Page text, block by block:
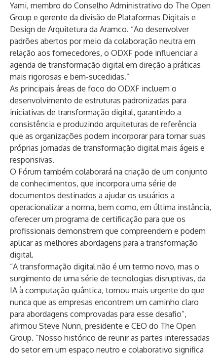
Yami, membro do Conselho Administrativo do The Open
Group e gerente da divisão de Plataformas Digitais e
Design de Arquitetura da Aramco. “Ao desenvolver
padrões abertos por meio da colaboração neutra em
relação aos fornecedores, o ODXF pode influenciar a
agenda de transformação digital em direção a práticas
mais rigorosas e bem-sucedidas.”
As principais áreas de foco do ODXF incluem o
desenvolvimento de estruturas padronizadas para
iniciativas de transformação digital, garantindo a
consistência e produzindo arquiteturas de referência
que as organizações podem incorporar para tornar suas
próprias jornadas de transformação digital mais ágeis e
responsivas.
O Fórum também colaborará na criação de um conjunto
de conhecimentos, que incorpora uma série de
documentos destinados a ajudar os usuários a
operacionalizar a norma, bem como, em última instância,
oferecer um programa de certificação para que os
profissionais demonstrem que compreendem e podem
aplicar as melhores abordagens para a transformação
digital.
“A transformação digital não é um termo novo, mas o
surgimento de uma série de tecnologias disruptivas, da
IA à computação quântica, tornou mais urgente do que
nunca que as empresas encontrem um caminho claro
para abordagens comprovadas para esse desafio”,
afirmou Steve Nunn, presidente e CEO do The Open
Group. “Nosso histórico de reunir as partes interessadas
do setor em um espaço neutro e colaborativo significa